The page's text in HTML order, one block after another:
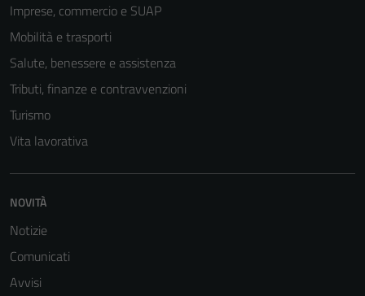
Imprese, commercio e SUAP
Mobilità e trasporti
Salute, benessere e assistenza
Tributi, finanze e contravvenzioni
Turismo
Vita lavorativa
NOVITÀ
Notizie
Comunicati
Avvisi